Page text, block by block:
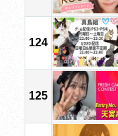
124
125